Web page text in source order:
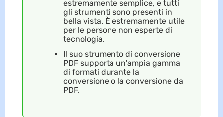
estremamente semplice, e tutti
gli strumenti sono presenti in
bella vista. È estremamente utile
per le persone non esperte di
tecnologia.
Il suo strumento di conversione
PDF supporta un'ampia gamma
di formati durante la
conversione o la conversione da
PDF.